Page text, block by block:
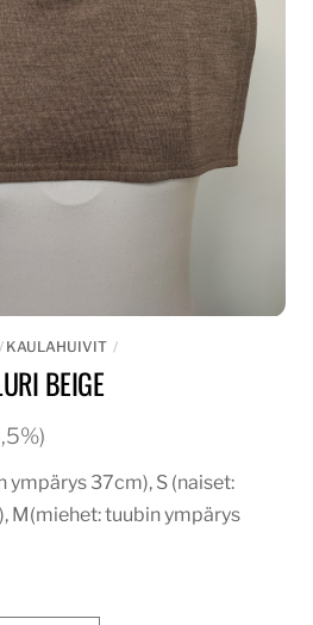
KAULAHUIVIT
BEIGE
ympärys 37cm), S (naiset:
M(miehet: tuubin ympärys